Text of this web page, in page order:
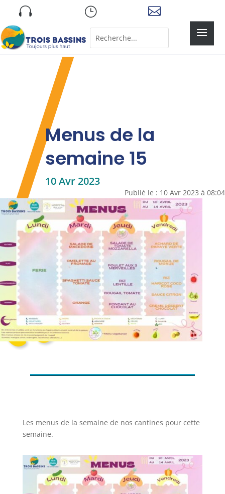
 } 
for...
Menus de la
semaine 15
10 Avr 2023
Publié le : 10 Avr 2023 à 08:04
Les menus de la semaine de nos cantines pour cette
semaine.